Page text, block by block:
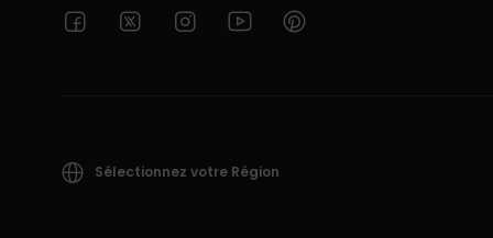
Sélectionnez votre Région